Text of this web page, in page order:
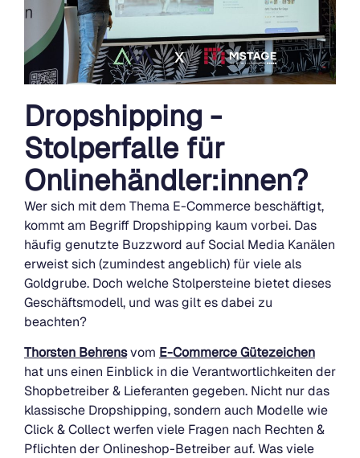
Dropshipping -
Stolperfalle für
Onlinehändler:innen?
Wer sich mit dem Thema E-Commerce beschäftigt,
kommt am Begriff Dropshipping kaum vorbei. Das
häufig genutzte Buzzword auf Social Media Kanälen
erweist sich (zumindest angeblich) für viele als
Goldgrube. Doch welche Stolpersteine bietet dieses
Geschäftsmodell, und was gilt es dabei zu
beachten?
Thorsten Behrensvom E-Commerce Gütezeichen
hat uns einen Einblick in die Verantwortlichkeiten der
Shopbetreiber & Lieferanten gegeben. Nicht nur das
klassische Dropshipping, sondern auch Modelle wie
Click & Collect werfen viele Fragen nach Rechten &
Pflichten der Onlineshop-Betreiber auf. Was viele